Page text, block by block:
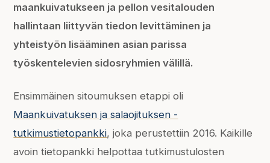
maankuivatukseen ja pellon vesitalouden
hallintaan liittyvän tiedon levittäminen ja
yhteistyön lisääminen asian parissa
työskentelevien sidosryhmien välillä.
Ensimmäinen sitoumuksen etappi oli
Maankuivatuksen ja salaojituksen -
tutkimustietopankki, joka perustettiin 2016. Kaikille
avoin tietopankki helpottaa tutkimustulosten